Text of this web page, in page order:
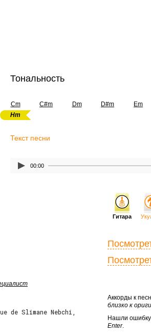
Тональность
Cm C#m Dm D#m Em
Hm
Текст песни
00:00
de Slimane Nebchi,
Гитара
Аккорды к
близко к
Нашли ошибку
Enter.